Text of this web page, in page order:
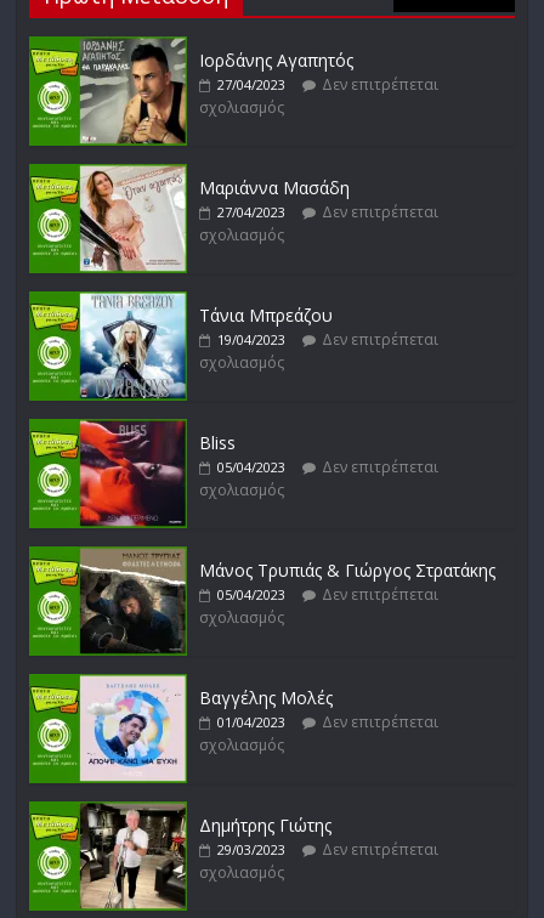
σχολιασμός
Απόστολος Ρίζος
σχολιασμός
σχολιασμός
Ιορδάνης Αγαπητός
27/04/2023
Δεν επιτρέπεται
σχολιασμός
Μαριάννα Μασάδη
27/04/2023
Δεν επιτρέπεται
σχολιασμός
Τάνια Μπρεάζου
19/04/2023
Δεν επιτρέπεται
σχολιασμός
Bliss
05/04/2023
Δεν επιτρέπεται
σχολιασμός
Μάνος Τρυπιάς & Γιώργος Στρατάκης
05/04/2023
Δεν επιτρέπεται
σχολιασμός
Βαγγέλης Μολές
01/04/2023
Δεν επιτρέπεται
σχολιασμός
Δημήτρης Γιώτης
29/03/2023
Δεν επιτρέπεται
σχολιασμός